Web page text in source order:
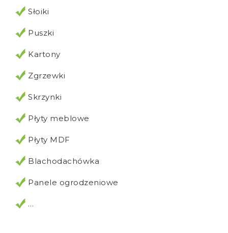
Słoiki
Puszki
Kartony
Zgrzewki
Skrzynki
Płyty meblowe
Płyty MDF
Blachodachówka
Panele ogrodzeniowe
…